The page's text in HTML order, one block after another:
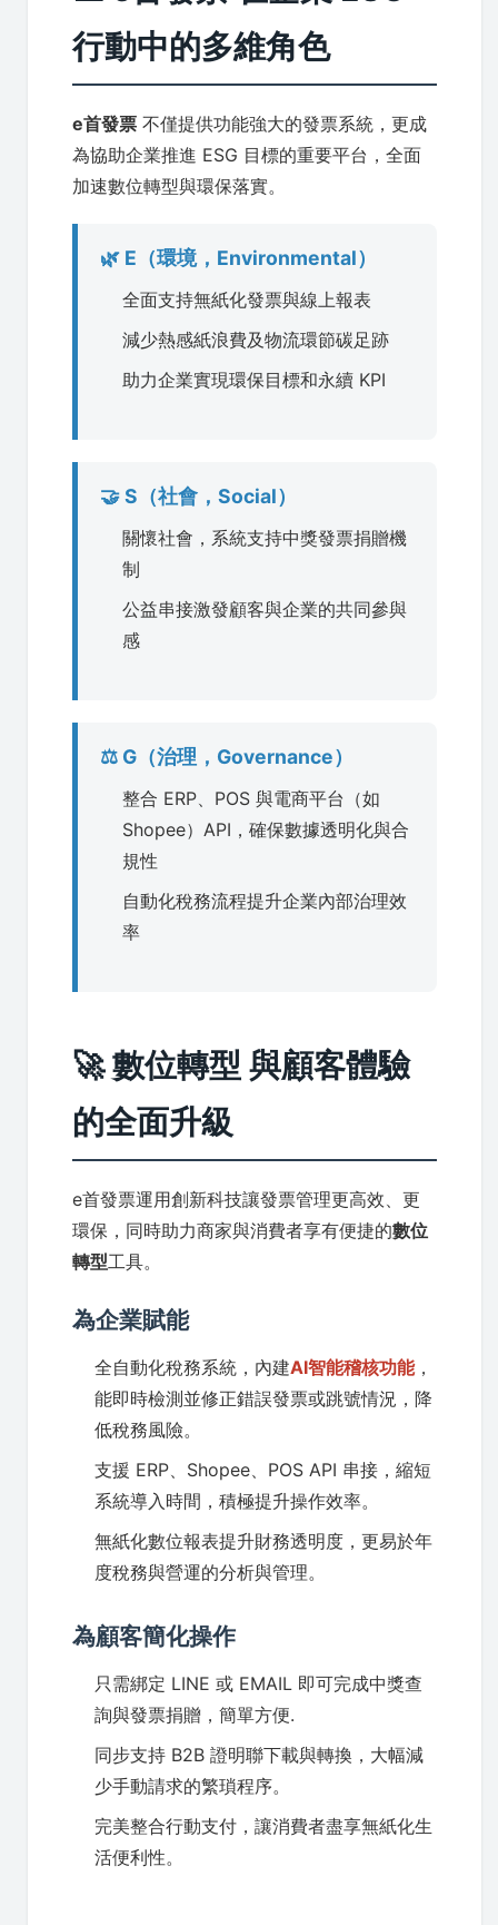
行動中的多維角色
e首發票 不僅提供功能強大的發票系統，更成
為協助企業推進 ESG 目標的重要平台，全面
加速數位轉型與環保落實。
🌿 E（環境，Environmental）
全面支持無紙化發票與線上報表
減少熱感紙浪費及物流環節碳足跡
助力企業實現環保目標和永續 KPI
🤝 S（社會，Social）
關懷社會，系統支持中獎發票捐贈機
制
公益串接激發顧客與企業的共同參與
感
⚖️ G（治理，Governance）
整合 ERP、POS 與電商平台（如
Shopee）API，確保數據透明化與合
規性
自動化稅務流程提升企業內部治理效
率
🚀 數位轉型 與顧客體驗
的全面升級
e首發票運用創新科技讓發票管理更高效、更
環保，同時助力商家與消費者享有便捷的數位
轉型工具。
為企業賦能
全自動化稅務系統，內建AI智能稽核功能，
能即時檢測並修正錯誤發票或跳號情況，降
低稅務風險。
支援 ERP、Shopee、POS API 串接，縮短
系統導入時間，積極提升操作效率。
無紙化數位報表提升財務透明度，更易於年
度稅務與營運的分析與管理。
為顧客簡化操作
只需綁定 LINE 或 EMAIL 即可完成中獎查
詢與發票捐贈，簡單方便.
同步支持 B2B 證明聯下載與轉換，大幅減
少手動請求的繁瑣程序。
完美整合行動支付，讓消費者盡享無紙化生
活便利性。